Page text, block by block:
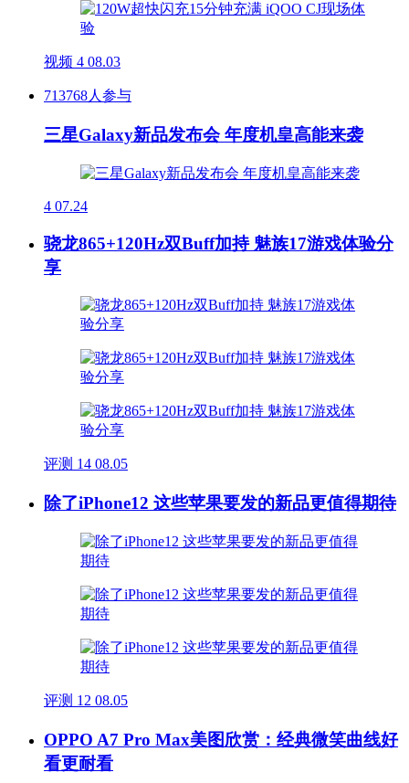
视频 4 08.03
713768人参与
三星Galaxy新品发布会 年度机皇高能来袭
4 07.24
骁龙865+120Hz双Buff加持 魅族17游戏体验分
享
评测 14 08.05
除了iPhone12 这些苹果要发的新品更值得期待
评测 12 08.05
OPPO A7 Pro Max美图欣赏：经典微笑曲线好
看更耐看